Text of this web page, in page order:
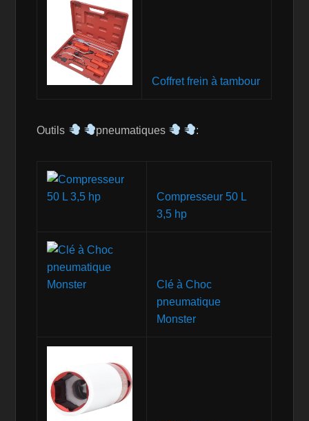
Coffret frein à tambour
Outils pneumatiques :
Compresseur 50 L
3,5 hp
Clé à Choc
pneumatique
Monster